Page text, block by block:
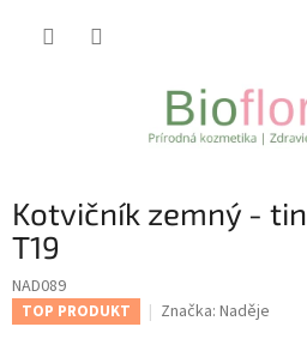
Kotvičník zemný -
T19
NAD089
TOP PRODUKT Značka: Naděje